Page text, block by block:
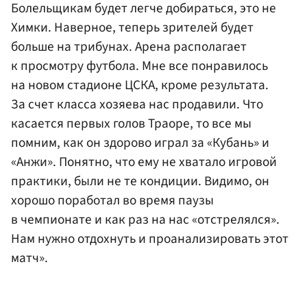
Болельщикам будет легче добираться, это не
Химки. Наверное, теперь зрителей будет
больше на трибунах. Арена располагает
к просмотру футбола. Мне все понравилось
на новом стадионе ЦСКА, кроме результата.
За счет класса хозяева нас продавили. Что
касается первых голов Траоре, то все мы
помним, как он здорово играл за «Кубань» и
«Анжи». Понятно, что ему не хватало игровой
практики, были не те кондиции. Видимо, он
хорошо поработал во время паузы
в чемпионате и как раз на нас «отстрелялся».
Нам нужно отдохнуть и проанализировать этот
матч».